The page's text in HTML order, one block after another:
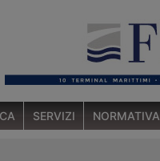
SERVIZI NORMATIVA